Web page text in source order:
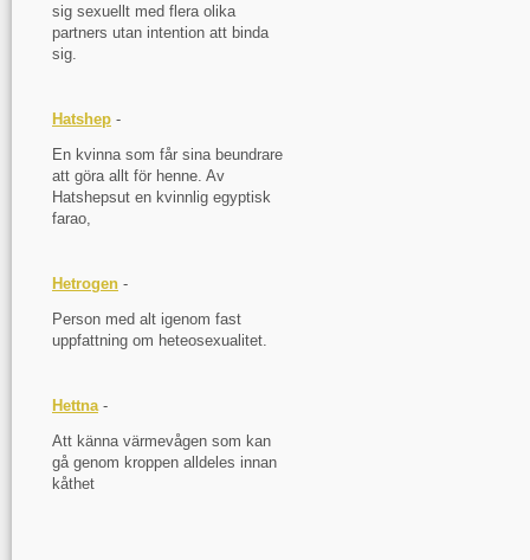
sig sexuellt med flera olika
partners utan intention att binda
sig.
Hatshep -
En kvinna som får sina beundrare
att göra allt för henne. Av
Hatshepsut en kvinnlig egyptisk
farao,
Hetrogen -
Person med alt igenom fast
uppfattning om heteosexualitet.
Hettna-
Att känna värmevågen som kan
gå genom kroppen alldeles innan
kåthet